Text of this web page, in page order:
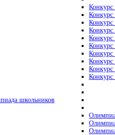
Конкурс
Конкурс
Конкурс
Конкурс
Конкурс
Конкурс
Конкурс
Конкурс
Конкурс
Конкурс
школьников